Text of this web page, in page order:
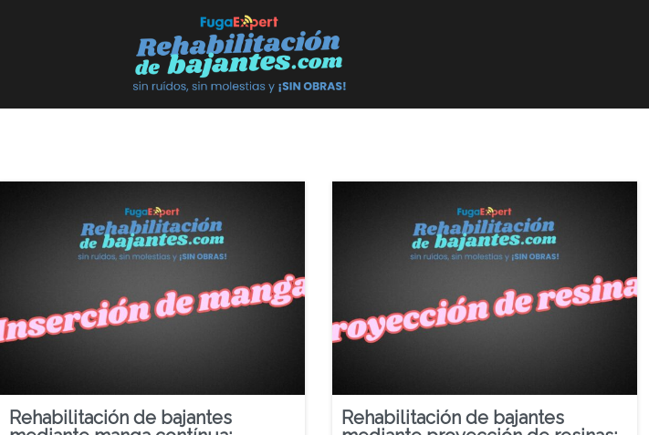
Rehabilitación de bajantes
Rehabilitación de bajantes